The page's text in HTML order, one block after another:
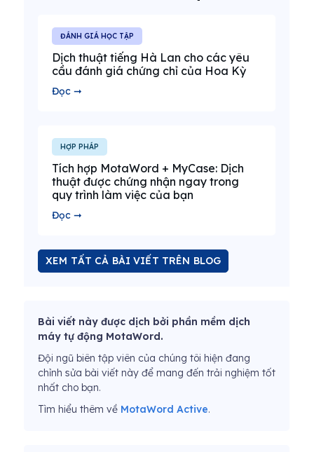
ĐÁNH GIÁ HỌC TẬP
Dịch thuật tiếng Hà Lan cho các yêu
cầu đánh giá chứng chỉ của Hoa Kỳ
Đọc ➞
HỢP PHÁP
Tích hợp MotaWord + MyCase: Dịch
thuật được chứng nhận ngay trong
quy trình làm việc của bạn
Đọc ➞
XEM TẤT CẢ BÀI VIẾT TRÊN BLOG
Bài viết này được dịch bởi phần mềm dịch
máy tự động MotaWord.
Đội ngũ biên tập viên của chúng tôi hiện đang
chỉnh sửa bài viết này để mang đến trải nghiệm tốt
nhất cho bạn.
Tìm hiểu thêm về MotaWord Active.